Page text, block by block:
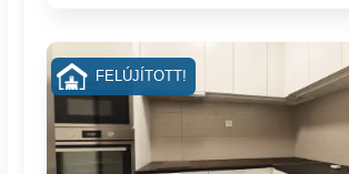
FELÚJÍTOTT!